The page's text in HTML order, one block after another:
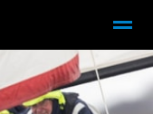
Redactie